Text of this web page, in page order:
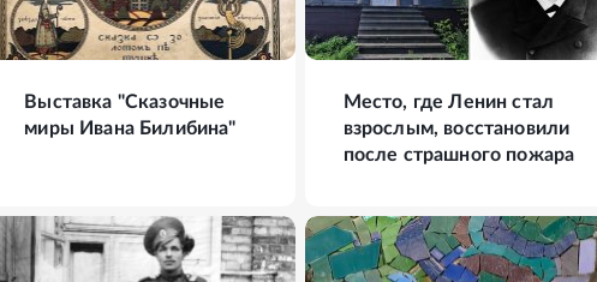
24ФОТО
Выставка "Сказочные
миры Ивана Билибина"
13ФОТО
Место, где Ленин стал
взрослым, восстановили
после страшного пожара